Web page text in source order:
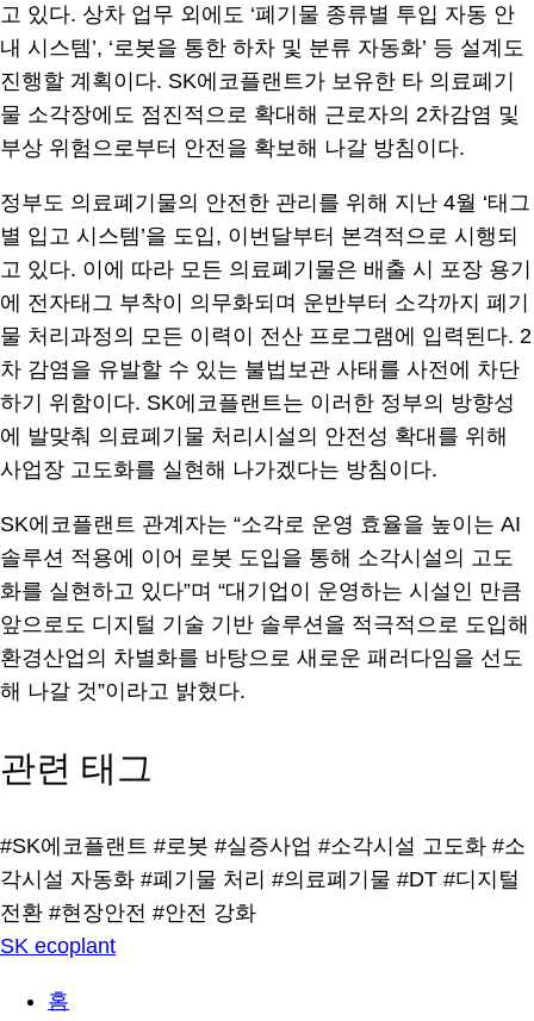
고 있다. 상차 업무 외에도 ‘폐기물 종류별 투입 자동 안
내 시스템’, ‘로봇을 통한 하차 및 분류 자동화’ 등 설계도
진행할 계획이다. SK에코플랜트가 보유한 타 의료폐기
물 소각장에도 점진적으로 확대해 근로자의 2차감염 및
부상 위험으로부터 안전을 확보해 나갈 방침이다.
정부도 의료폐기물의 안전한 관리를 위해 지난 4월 ‘태그
별 입고 시스템’을 도입, 이번달부터 본격적으로 시행되
고 있다. 이에 따라 모든 의료폐기물은 배출 시 포장 용기
에 전자태그 부착이 의무화되며 운반부터 소각까지 폐기
물 처리과정의 모든 이력이 전산 프로그램에 입력된다. 2
차 감염을 유발할 수 있는 불법보관 사태를 사전에 차단
하기 위함이다. SK에코플랜트는 이러한 정부의 방향성
에 발맞춰 의료폐기물 처리시설의 안전성 확대를 위해
사업장 고도화를 실현해 나가겠다는 방침이다.
SK에코플랜트 관계자는 “소각로 운영 효율을 높이는 AI
솔루션 적용에 이어 로봇 도입을 통해 소각시설의 고도
화를 실현하고 있다”며 “대기업이 운영하는 시설인 만큼
앞으로도 디지털 기술 기반 솔루션을 적극적으로 도입해
환경산업의 차별화를 바탕으로 새로운 패러다임을 선도
해 나갈 것”이라고 밝혔다.
관련 태그
#SK에코플랜트 #로봇 #실증사업 #소각시설 고도화 #소
각시설 자동화 #폐기물 처리 #의료폐기물 #DT #디지털
전환 #현장안전 #안전 강화
SK ecoplant
홈